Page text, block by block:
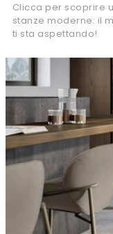
Clicca per scoprire
stanze moderne: il
ti sta aspettando!